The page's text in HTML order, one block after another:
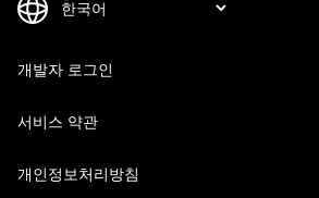
개발자 로그인
서비스 약관
개인정보처리방침